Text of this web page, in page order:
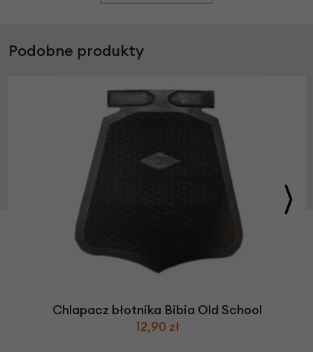
Podobne produkty
Chlapacz błotnika Bibia Old School
12,90 zł